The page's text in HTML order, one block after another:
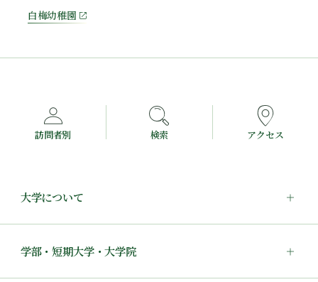
白梅幼稚園
訪問者別 検索 アクセス
大学について
学部・短期大学・大学院